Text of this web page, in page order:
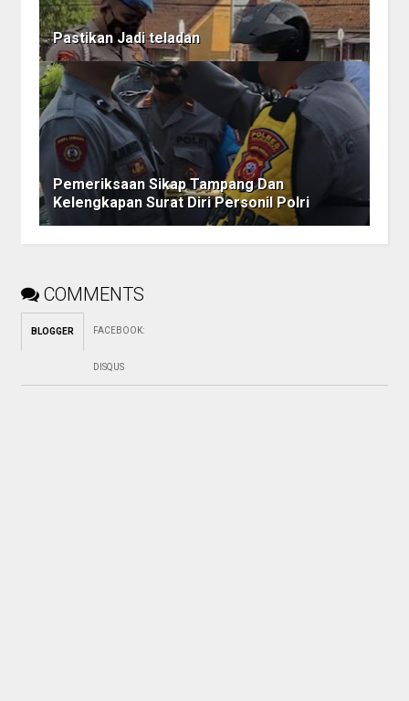
Pastikan Jadi teladan
Pemeriksaan Sikap Tampang Dan
Kelengkapan Surat Diri Personil Polri
COMMENTS
BLOGGER FACEBOOK:
DISQUS